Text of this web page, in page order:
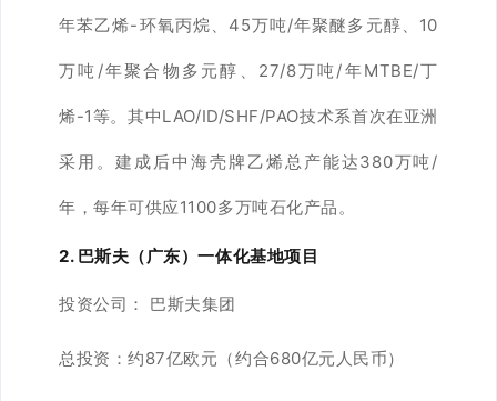
年苯乙烯-环氧丙烷、45万吨/年聚醚多元醇、10
万吨/年聚合物多元醇、27/8万吨/年MTBE/丁
烯-1等。其中LAO/ID/SHF/PAO技术系首次在亚洲
采用。建成后中海壳牌乙烯总产能达380万吨/
年，每年可供应1100多万吨石化产品。
2. 巴斯夫（广东）一体化基地项目
投资公司： 巴斯夫集团
总投资：约87亿欧元（约合680亿元人民币）